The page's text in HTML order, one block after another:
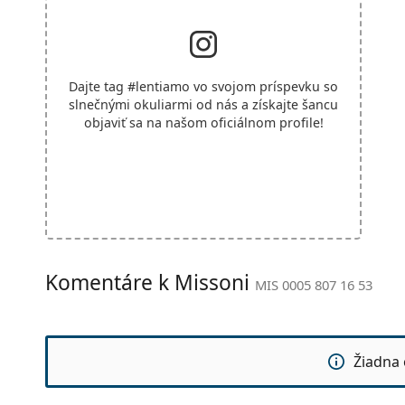
Dajte tag #lentiamo vo svojom príspevku so
slnečnými okuliarmi od nás a získajte šancu
objaviť sa na našom oficiálnom profile!
Komentáre k Missoni MIS 0005 807 16 53
Žiadna